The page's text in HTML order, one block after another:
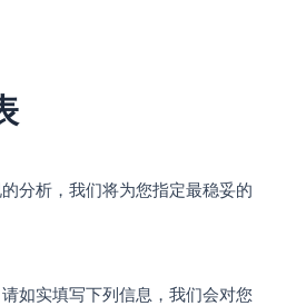
分析，我们将为您指定最稳妥的
如实填写下列信息，我们会对您